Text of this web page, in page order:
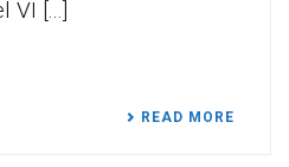
VI [...]
READ MORE